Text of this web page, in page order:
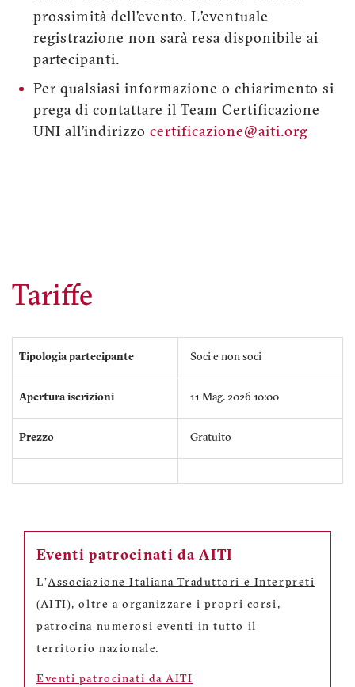
prossimità dell’evento. L’eventuale
registrazione non sarà resa disponibile ai
partecipanti.
Per qualsiasi informazione o chiarimento si
prega di contattare il Team Certificazione
UNI all’indirizzo certificazione@aiti.org
Tariffe
Tipologia partecipante
Apertura iscrizioni
Prezzo
Soci e non soci
11 Mag. 2026 10:00
Gratuito
Eventi patrocinati da AITI
L'Associazione Italiana Traduttori e Interpreti
(AITI), oltre a organizzare i propri corsi,
patrocina numerosi eventi in tutto il
territorio nazionale.
Eventi patrocinati da AITI